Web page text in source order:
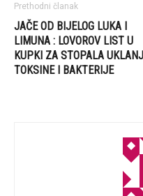
Prethodni članak
JAČE OD BIJELOG LUKA I
LIMUNA : LOVOROV LIST U
KUPKI ZA STOPALA
TOKSINE I BAKTERIJE